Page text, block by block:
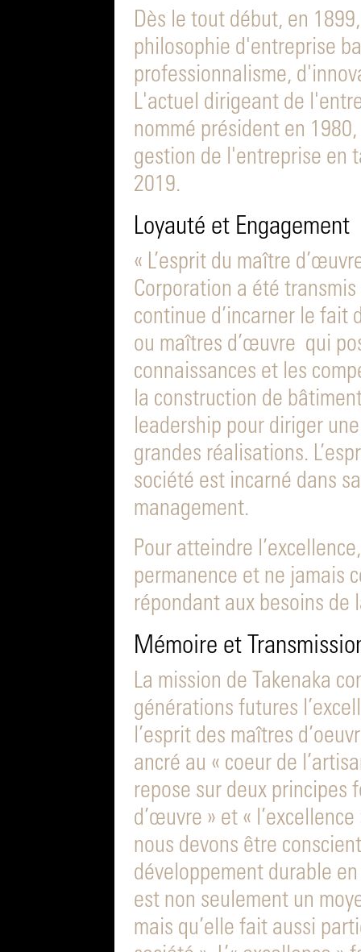
Dès le tout début, en
philosophie d'entreprise
professionnalisme,
L'actuel dirigeant de
nommé président en
gestion de l'entreprise en
2019.
Loyauté et Engagement
« L’esprit du maître
Corporation a été
continue d’incarner le fait
ou maîtres d’œuvre qui
connaissances et les
la construction de
leadership pour diriger
grandes réalisations.
société est incarné dans
management.
Pour atteindre
permanence et ne jamais
répondant aux besoins de
Mémoire et
La mission de Takenaka
générations futures
l’esprit des maîtres
ancré au « coeur de
repose sur deux principes
d’œuvre » et «
nous devons être
développement durable
est non seulement un
mais qu’elle fait aussi